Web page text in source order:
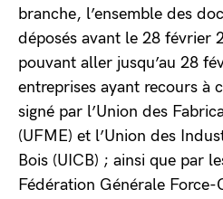
branche, l’ensemble des
déposés avant le 28 février
pouvant aller jusqu’au 28
entreprises ayant recours à
signé par l’Union des
(UFME) et l’Union des
Bois (UICB) ; ainsi que par
Fédération Générale Force-